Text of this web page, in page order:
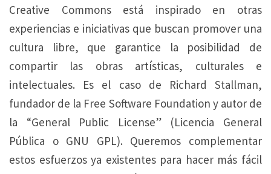
Creative Commons está inspirado en otras
experiencias e iniciativas que buscan promover una
cultura libre, que garantice la posibilidad de
compartir las obras artísticas, culturales e
intelectuales. Es el caso de Richard Stallman,
fundador de la Free Software Foundation y autor de
la “General Public License” (Licencia General
Pública o GNU GPL). Queremos complementar
estos esfuerzos ya existentes para hacer más fácil